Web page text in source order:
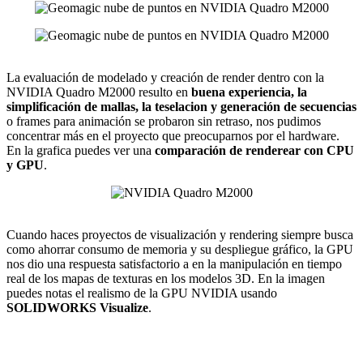
La evaluación de modelado y creación de render dentro con la
NVIDIA Quadro M2000 resulto en buena experiencia, la
simplificación de mallas, la teselacion y generación de secuencias
o frames para animación se probaron sin retraso, nos pudimos
concentrar más en el proyecto que preocuparnos por el hardware.
En la grafica puedes ver una comparación de renderear con CPU
y GPU.
Cuando haces proyectos de visualización y rendering siempre busca
como ahorrar consumo de memoria y su despliegue gráfico, la GPU
nos dio una respuesta satisfactorio a en la manipulación en tiempo
real de los mapas de texturas en los modelos 3D. En la imagen
puedes notas el realismo de la GPU NVIDIA usando
SOLIDWORKS Visualize.